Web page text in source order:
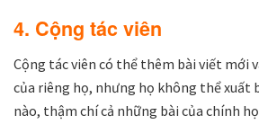
4. Cộng tác viên
Cộng tác viên có thể thêm bài viết mới
của riêng họ, nhưng họ không thể xuất
nào, thậm chí cả những bài của chính